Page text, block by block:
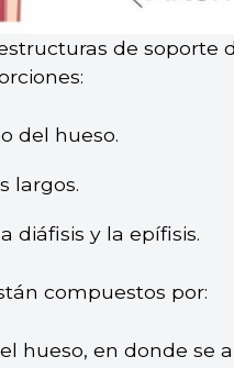
de soporte
del hueso.
largos.
diáfisis y la epífisis.
compuestos por:
hueso, en donde se